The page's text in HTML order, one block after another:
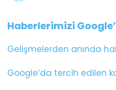
Haberlerimizi
Gelişmelerden anında
Google’da tercih edilen